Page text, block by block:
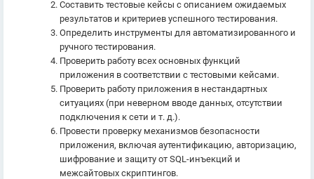
Составить тестовые кейсы с описанием ожидаемых
результатов и критериев успешного тестирования.
Определить инструменты для автоматизированного и
ручного тестирования.
Проверить работу всех основных функций
приложения в соответствии с тестовыми кейсами.
Проверить работу приложения в нестандартных
ситуациях (при неверном вводе данных, отсутствии
подключения к сети и т. д.).
Провести проверку механизмов безопасности
приложения, включая аутентификацию, авторизацию,
шифрование и защиту от SQL-инъекций и
межсайтовых скриптингов.